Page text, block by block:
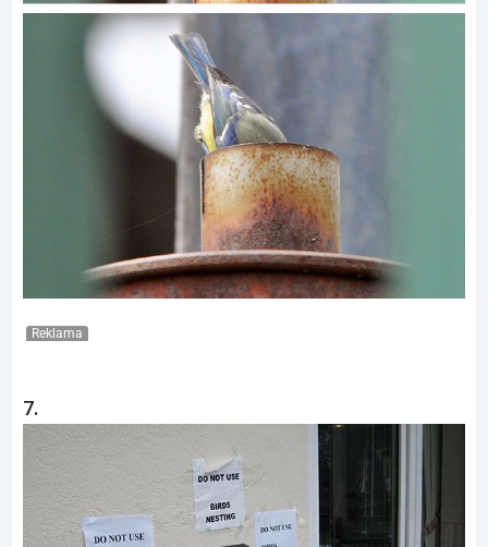
Reklama
7.